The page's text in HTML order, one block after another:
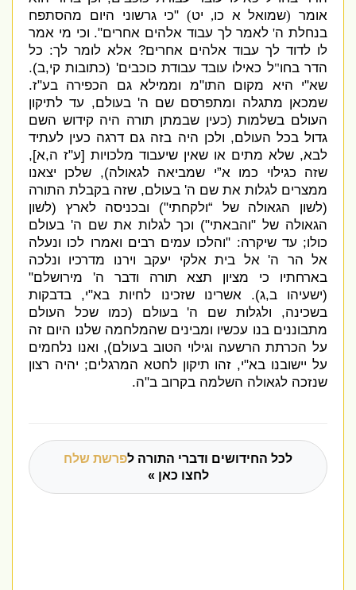
אומר( שמואל א כו ,יט )
" כי גרשוני היום מהסתפח
בנחלת ה 'לאמר לך עבוד אלהים אחרים".וכי מי אמר
לו לדוד לך עבוד אלהים אחרים?אלא לומר לך:כל
הדר בחו"ל כאילו עובד עבודת כוכבים' (כתובות קי ,ב).
שא"י היא מקום התו"מ וממילא גם הכפירה בע"ז.
שמכאן מתגלה ומתפרסם שם ה 'בעולם,עד לתיקון
העולם בשלמות(כעין שבמתן תורה היה קידוש השם
גדול בכל העולם,ולכן היה בזה גם דרגה כעין לעתיד
לבא,שלא מתים או שאין שיעבוד מלכויות[ע "ז ה א],
שזה כגילוי כמו א”י שמביאה לגאולה),שלכן יצאנו
ממצרים לגלות את שם ה 'בעולם,שזה בקבלת התורה
לשון הגאולה של “ולקחתי")ובכניסה לארץ(
לשון
הגאולה של"והבאתי")וכך לגלות את שם ה 'בעולם
כולו;עד שיקרה: "והלכו עמים רבים ואמרו לכו ונעלה
אל הר ה 'אל בית אלקי יעקב וירנו מדרכיו ונלכה
בארחתיו כי מציון תצא תורה ודבר ה
'מירושלם"
ישעיהו ב ,ג).אשרינו שזכינו לחיות בא"י,בדבקות
בשכינה,ולגלות שם ה 'בעולם(
כמו שכל העולם
מתבוננים בנו עכשיו ומבינים שהמלחמה שלנו היום זה
על הכרתת הרשעה וגילוי הטוב בעולם),ואנו נלחמים
על יישובנו בא"י,זהו תיקון לחטא המרגלים;יהיה רצון
שנזכה לגאולה השלמה בקרוב ב "ה.
לכל החידושים ודברי התורה לפרשת שלח
לחצו כאן »